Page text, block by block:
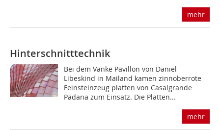
mehr
Hinterschnitttechnik
Bei dem Vanke Pavillon von Daniel
Libeskind in Mailand kamen zinnoberrote
Feinsteinzeug platten von Casalgrande
Padana zum Einsatz. Die Platten...
mehr